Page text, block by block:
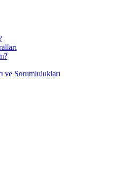
ve Sorumlulukları